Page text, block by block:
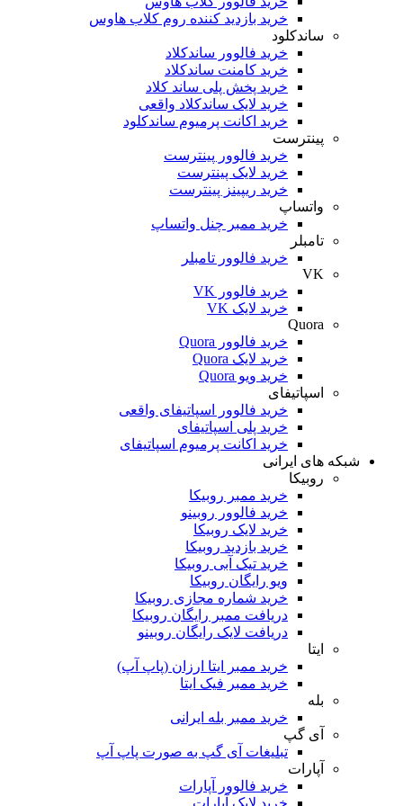
خرید بازدید کننده روم کلاب هاوس
ساندکلود
خرید فالوور ساندکلاد
خرید کامنت ساندکلاد
خرید پخش پلی ساند کلاد
خرید لایک ساندکلاد واقعی
خرید اکانت پرمیوم ساندکلود
پینترست
خرید فالوور پینترست
خرید لایک پینترست
خرید ریپینز پینترست
واتساپ
خرید ممبر چنل واتساپ
خرید فالوور تامبلر
خرید فالوور VK
خرید لایک VK
خرید فالوور Quora
خرید لایک Quora
خرید ویو Quora
اسپاتیفای
خرید فالوور اسپاتیفای واقعی
خرید پلی اسپاتیفای
خرید اکانت پرمیوم اسپاتیفای
های ایرانی
خرید ممبر روبیکا
خرید فالوور روبینو
خرید لایک روبیکا
خرید بازدید روبیکا
خرید تیک آبی روبیکا
ویو رایگان روبیکا
خرید شماره مجازی روبیکا
دریافت ممبر رایگان روبیکا
دریافت لایک رایگان روبینو
خرید ممبر ایتا ارزان (پاپ آپ)
خرید ممبر فیک ایتا
خرید ممبر بله ایرانی
آی گپ
تبلیغات آی گپ به صورت پاپ آپ
خرید فالوور آپارات
خرید لایک آپارات